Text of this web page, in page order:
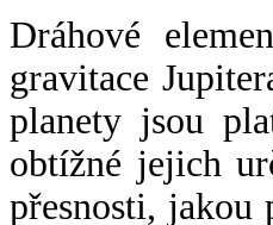
Dráhové
gravitace
planety jsou
obtížné jejich
přesnosti, jakou